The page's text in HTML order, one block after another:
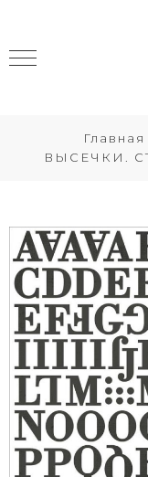
Главная
ВЫСЕЧКИ.